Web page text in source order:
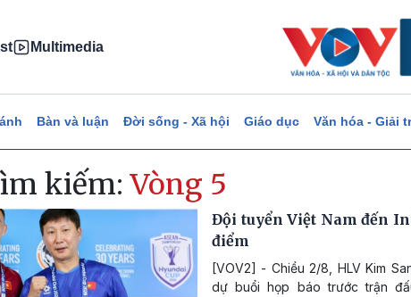
Multimedia
Bàn và luận Đời sống - Xã hội Giáo dục Văn hóa - Giải
kiếm:Vòng 5
Đội tuyển Việt Nam đến
điểm
[VOV2] - Chiều 2/8, HLV Kim
dự buổi họp báo trước trận